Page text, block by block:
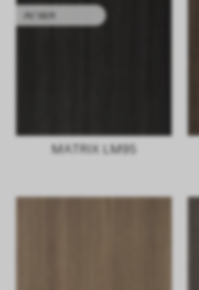
MATRIX LM95